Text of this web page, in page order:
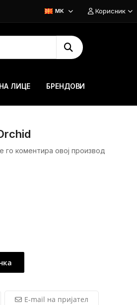
MK Корисник
ЛИЦЕ БРЕНДОВИ
го коментира овој производ
E-mail на пријател